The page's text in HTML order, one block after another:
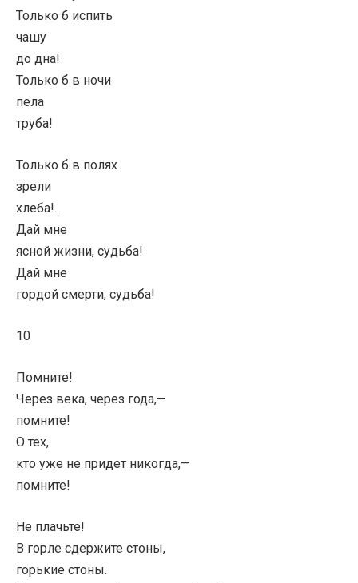
Только б испить
чашу
до дна!
Только б в ночи
пела
труба!
Только б в полях
зрели
хлеба!..
Дай мне
ясной жизни, судьба!
Дай мне
гордой смерти, судьба!
10
Помните!
Через века, через года,—
помните!
О тех,
кто уже не придет никогда,—
помните!
Не плачьте!
В горле сдержите стоны,
горькие стоны.